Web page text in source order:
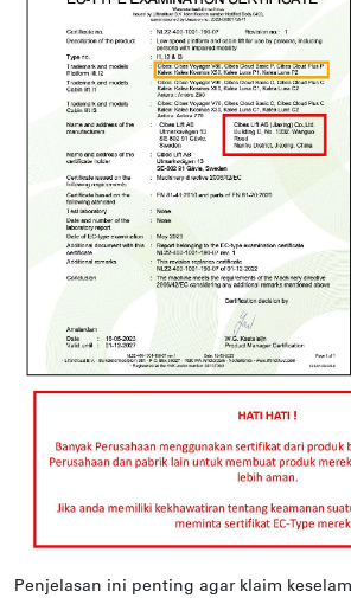
Penjelasan ini penting agar klaim